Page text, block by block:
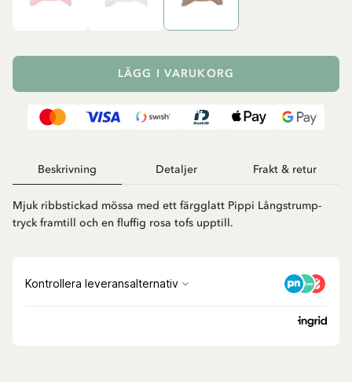
LÄGG I VARUKORG
Beskrivning Detaljer Frakt & retur
Mjuk ribbstickad mössa med ett färgglatt Pippi Långstrump-
tryck framtill och en fluffig rosa tofs upptill.